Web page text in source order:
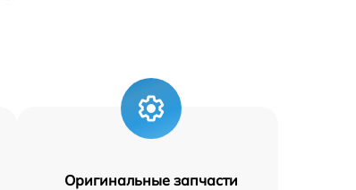
Оригинальные запчасти